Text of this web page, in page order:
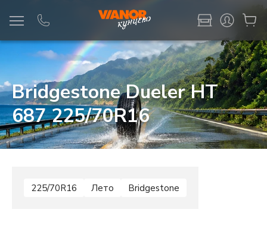
Bridgestone Dueler HT
687 225/70R16
225/70R16 Лето Bridgestone
Информация Фото товара